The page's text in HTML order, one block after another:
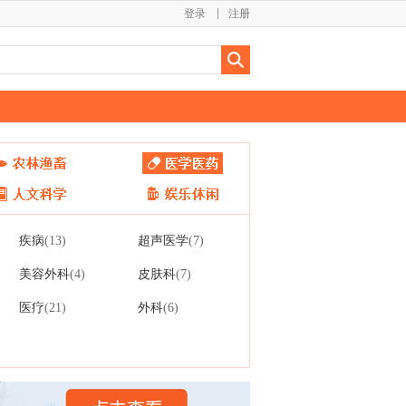
注册
登录
疾病(13) 超声医学(7)
美容外科(4) 皮肤科(7)
医疗(21) 外科(6)